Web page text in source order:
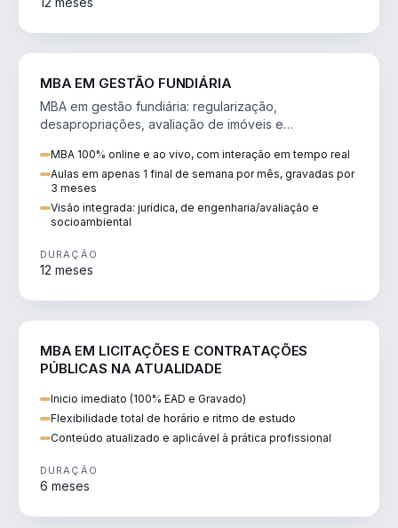
MBA EM GESTÃO FUNDIÁRIA
MBA em gestão fundiária: regularização,
desapropriações, avaliação de imóveis e
MBA 100% online e ao vivo, com interação em tempo real
Aulas em apenas 1 final de semana por mês, gravadas por
3 meses
Visão integrada: jurídica, de engenharia/avaliação e
socioambiental
DURAÇÃO
12 meses
MBA EM LICITAÇÕES E CONTRATAÇÕES
PÚBLICAS NA ATUALIDADE
Inicio imediato (100% EAD e Gravado)
Flexibilidade total de horário e ritmo de estudo
Conteúdo atualizado e aplicável à prática profissional
DURAÇÃO
6 meses